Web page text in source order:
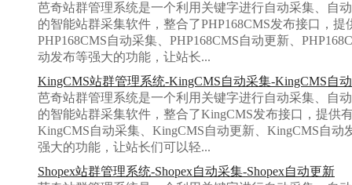
芭奇站群管理系统是一个利用关键字进行自动采集、自
的智能站群采集软件，整合了PHP168CMS发布接口，提
PHP168CMS自动采集、PHP168CMS自动更新、
动发布等强大的功能，让站长...
KingCMS站群管理系统-KingCMS自动采集-KingCMS自
芭奇站群管理系统是一个利用关键字进行自动采集、自
的智能站群采集软件，整合了KingCMS发布接口，提供
KingCMS自动采集、KingCMS自动更新、KingCMS自动
强大的功能，让站长们可以轻...
Shopex站群管理系统-Shopex自动采集-Shopex自动更新